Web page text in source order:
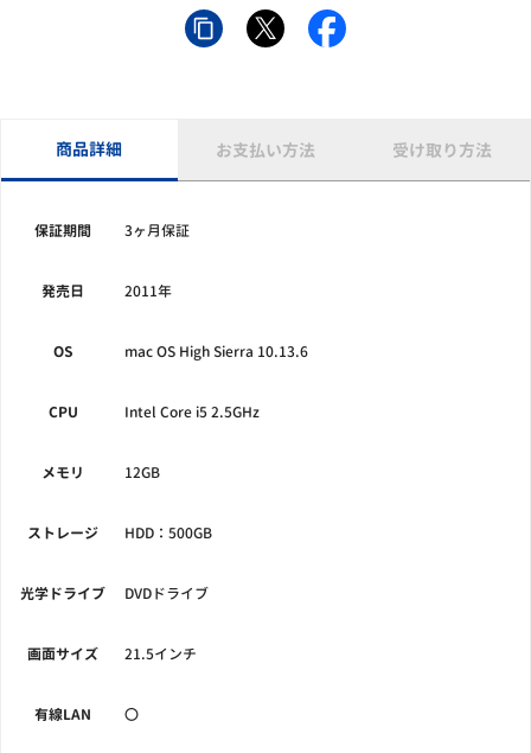
商品詳細 お支払い方法 受け取り方法
保証期間 3ヶ月保証
発売日 2011年
OS mac OS High Sierra 10.13.6
CPU Intel Core i5 2.5GHz
メモリ 12GB
ストレージ HDD：500GB
光学ドライブ DVDドライブ
画面サイズ 21.5インチ
有線LAN 〇